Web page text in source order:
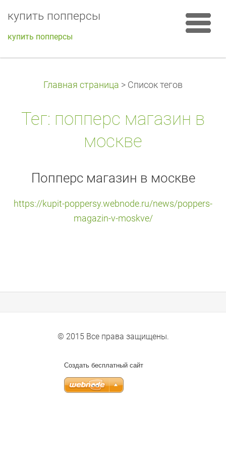
купить попперсы
купить попперсы
Главная страница > Список тегов
Тег: попперс магазин в
москве
Попперс магазин в москве
https://kupit-poppersy.webnode.ru/news/poppers-
magazin-v-moskve/
© 2015 Все права защищены.
Создать бесплатный сайт